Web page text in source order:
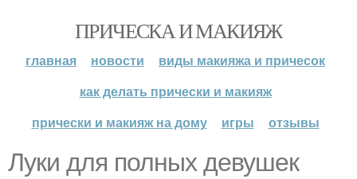
ПРИЧЕСКА И МАКИЯЖ
главная новости
виды макияжа и причесок
как делать прически и макияж
прически и макияж на дому
игры отзывы
Луки для полных девушек